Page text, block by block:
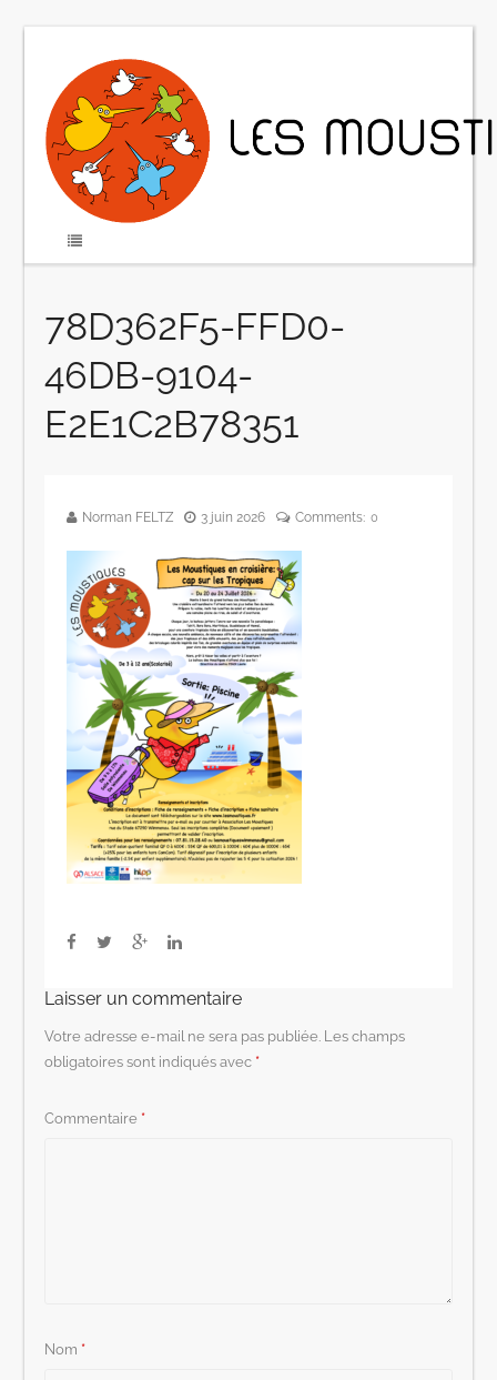
78D362F5-FFD0-
46DB-9104-
E2E1C2B78351
Norman FELTZ 3 juin 2026 Comments: 0
Laisser un commentaire
Votre adresse e-mail ne sera pas publiée. Les champs
obligatoires sont indiqués avec *
Commentaire *
Nom *